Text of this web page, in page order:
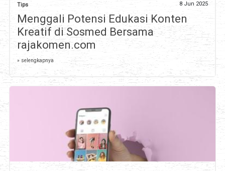
Tips 8 Jun 2025
Menggali Potensi Edukasi Konten
Kreatif di Sosmed Bersama
rajakomen.com
» selengkapnya